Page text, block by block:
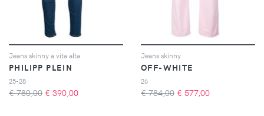
Jeans skinny a vita alta
PHILIPP PLEIN
25-28
€ 780,00 € 390,00
Jeans skinny
OFF-WHITE
26
€ 784,00 € 577,00